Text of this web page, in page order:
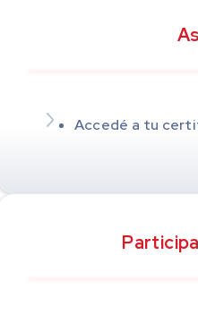
Accedé a tu